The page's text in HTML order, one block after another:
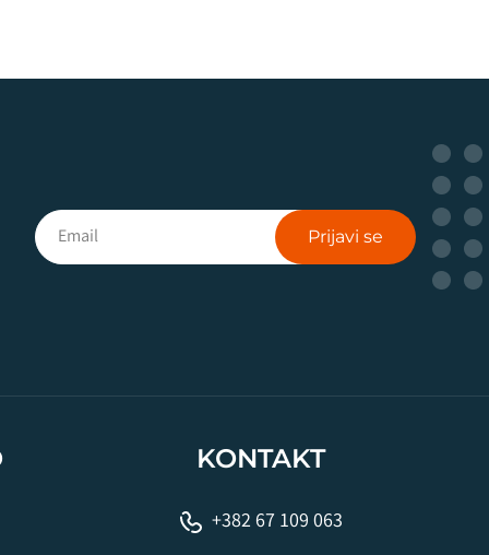
Prijavi se
KONTAKT
+382 67 109 063